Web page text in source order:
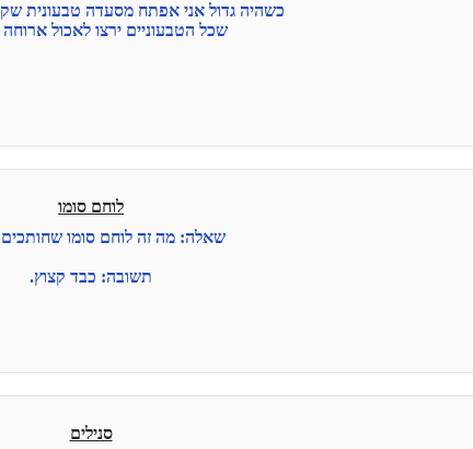
כשהיה גדול אני אפתח מסעדה טבעונית
שכל הטבעוניים ירצו לאכול
לוחם סומו
שאלה: מה זה לוחם סומו שחותכים
תשובה: כבד קצוץ.
סנילים